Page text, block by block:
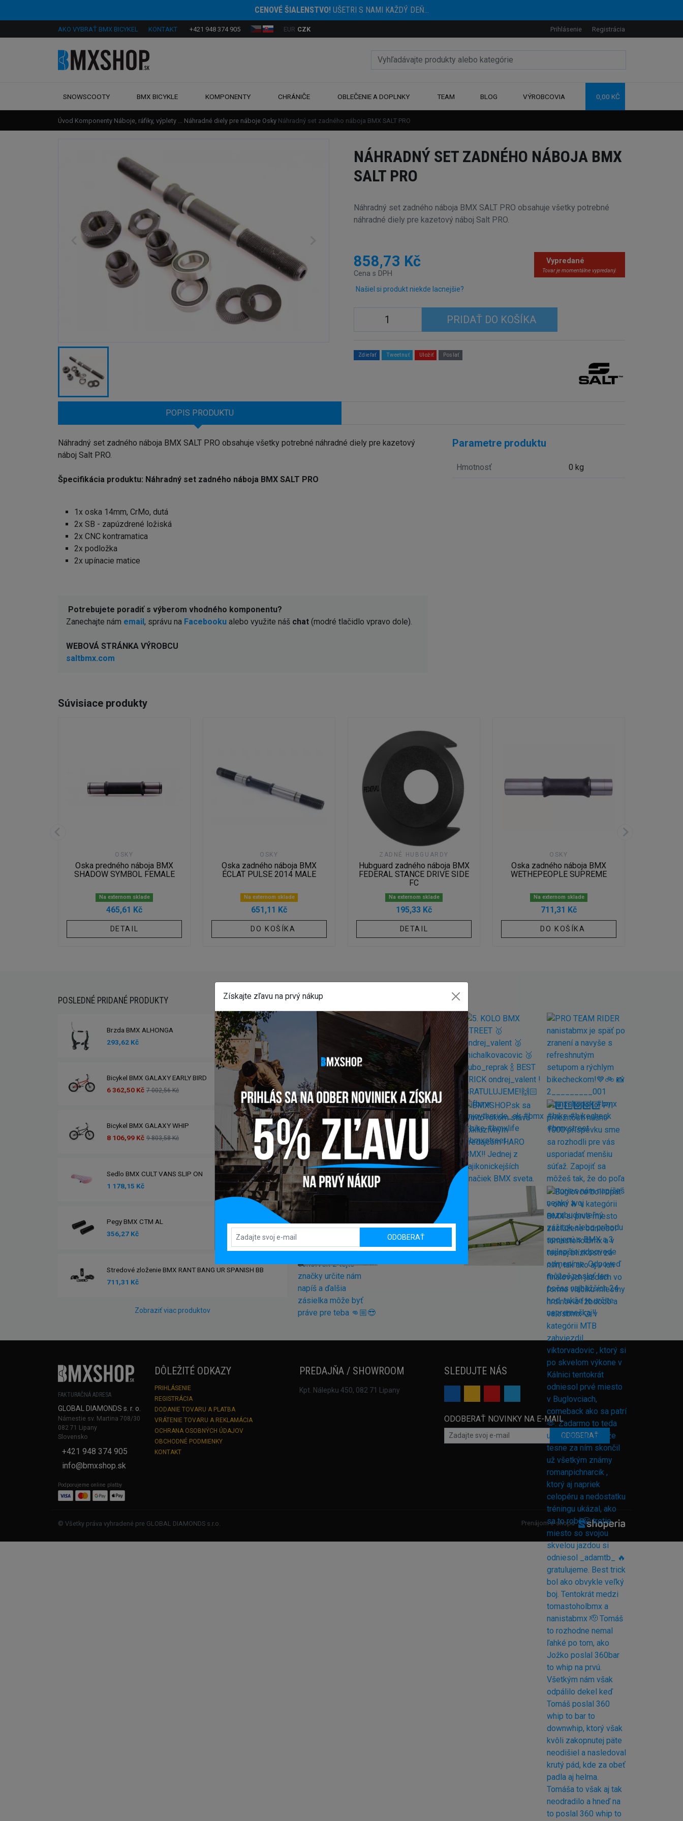
CENOVÉ ŠIALENSTVO!UŠETRI S NAMI KAŽDÝ DEŇ...
AKO VYBRAŤ BMX BICYKEL KONTAKT +421 948 374 905 EUR CZK Prihlásenie Registrácia
SNOWSCOOTY BMX BICYKLE KOMPONENTY CHRÁNIČE OBLEČENIE A DOPLNKY TEAM BLOG VÝROBCOVIA 0,00 KČ
Úvod Komponenty Náboje, ráfiky, výplety ... Náhradné diely pre náboje Osky Náhradný set zadného náboja BMX SALT PRO
NÁHRADNÝ SET ZADNÉHO NÁBOJA BMX
SALT PRO
Náhradný set zadného náboja BMX SALT PRO obsahuje všetky potrebné
náhradné diely pre kazetový náboj Salt PRO.
858,73 Kč
Cena s DPH
Vypredané
Tovar je momentálne vypredaný.
Našiel si produkt niekde lacnejšie?
PRIDAŤ DO KOŠÍKA
Zdieľať Tweetnuť Uložiť Poslať
POPIS PRODUKTU
Náhradný set zadného náboja BMX SALT PRO obsahuje všetky potrebné náhradné diely pre kazetový
náboj Salt PRO.
Špecifikácia produktu: Náhradný set zadného náboja BMX SALT PRO
1x oska 14mm, CrMo, dutá
2x SB - zapúzdrené ložiská
2x CNC kontramatica
2x podložka
2x upínacie matice
Potrebujete poradiť s výberom vhodného komponentu?
Zanechajte nám email , správu na Facebooku alebo využite náš chat (modré tlačidlo vpravo dole).
WEBOVÁ STRÁNKA VÝROBCU
saltbmx.com
Parametre produktu
Hmotnosť 0 kg
Súvisiace produkty
OSKY
Oska predného náboja BMX
SHADOW SYMBOL FEMALE
Na externom sklade
465,61 Kč
DETAIL
OSKY
Oska zadného náboja BMX
ÉCLAT PULSE 2014 MALE
Na externom sklade
651,11 Kč
DO KOŠÍKA
ZADNÉ HUBGUARDY
Hubguard zadného náboja BMX
FEDERAL STANCE DRIVE SIDE
FC
Na externom sklade
195,33 Kč
DETAIL
OSKY
Oska zadného náboja BMX
WETHEPEOPLE SUPREME
Na externom sklade
711,31 Kč
DO KOŠÍKA
POSLEDNÉ PRIDANÉ PRODUKTY
Brzda BMX ALHONGA
293,62 Kč
Bicykel BMX GALAXY EARLY BIRD
6 362,50 Kč 7 002,56 Kč
Bicykel BMX GALAXY WHIP
8 106,99 Kč 9 803,58 Kč
Sedlo BMX CULT VANS SLIP ON
1 178,15 Kč
Pegy BMX CTM AL
356,27 Kč
Stredové zloženie BMX RANT BANG UR SPANISH BB
711,31 Kč
Zobraziť viac produktov
INSTAGRAM
FAKTURAČNÁ ADRESA
GLOBAL DIAMONDS s. r. o.
Námestie sv. Martina 708/30
082 71 Lipany
Slovensko
+421 948 374 905
info@bmxshop.sk
Podporujeme online platby
DÔLEŽITÉ ODKAZY
PRIHLÁSENIE
REGISTRÁCIA
DODANIE TOVARU A PLATBA
VRÁTENIE TOVARU A REKLAMÁCIA
OCHRANA OSOBNÝCH ÚDAJOV
OBCHODNÉ PODMIENKY
KONTAKT
PREDAJŇA / SHOWROOM
Kpt. Nálepku 450, 082 71 Lipany
SLEDUJTE NÁS
ODOBERAŤ NOVINKY NA E-MAIL
ODOBERAŤ
© Všetky práva vyhradené pre GLOBAL DIAMONDS s.r.o. Prenájom e-shopu
Získajte zľavu na prvý nákup
ODOBERAŤ